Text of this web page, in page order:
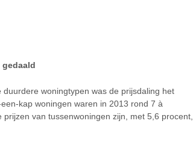
gedaald
woningtypen was de prijsdaling het
kap woningen waren in 2013 rond 7 à
van tussenwoningen zijn, met 5,6 procent,